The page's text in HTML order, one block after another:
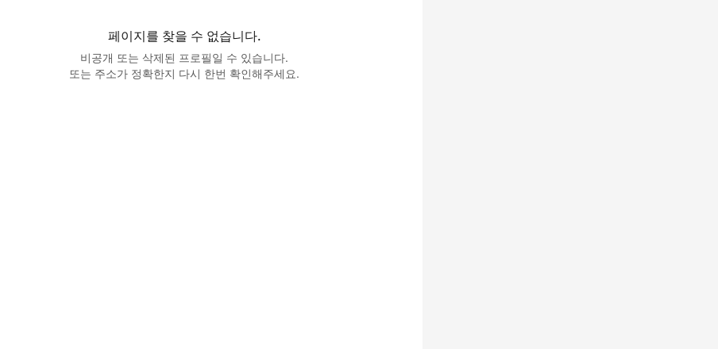
페이지를 찾을 수 없습니다.
비공개 또는 삭제된 프로필일 수 있습니다.
또는 주소가 정확한지 다시 한번 확인해주세요.